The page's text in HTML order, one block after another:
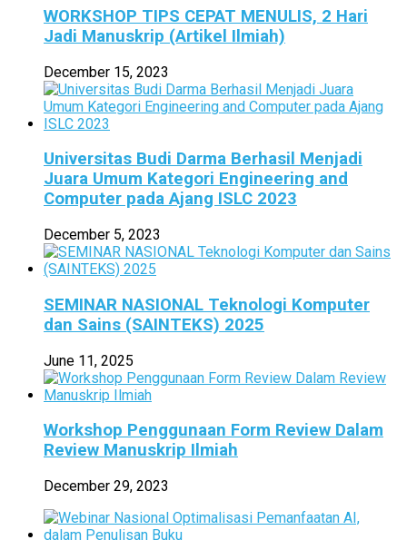
WORKSHOP TIPS CEPAT MENULIS, 2 Hari
Jadi Manuskrip (Artikel Ilmiah)
December 15, 2023
Universitas Budi Darma Berhasil Menjadi
Juara Umum Kategori Engineering and
Computer pada Ajang ISLC 2023
December 5, 2023
SEMINAR NASIONAL Teknologi Komputer
dan Sains (SAINTEKS) 2025
June 11, 2025
Workshop Penggunaan Form Review Dalam
Review Manuskrip Ilmiah
December 29, 2023